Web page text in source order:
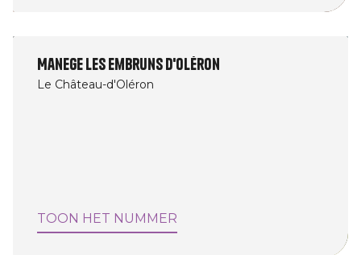
Manege Les Embruns d'Oléron
Le Château-d'Oléron
TOON HET NUMMER